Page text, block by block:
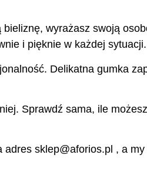
wyrażasz swoją
i pięknie w każdej sytuacji.
Delikatna gumka
Sprawdź sama, ile możesz
adres sklep@aforios.pl , a